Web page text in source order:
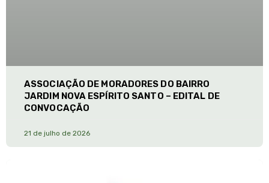
ASSOCIAÇÃO DE MORADORES DO BAIRRO
JARDIM NOVA ESPÍRITO SANTO – EDITAL DE
CONVOCAÇÃO
21 de julho de 2026